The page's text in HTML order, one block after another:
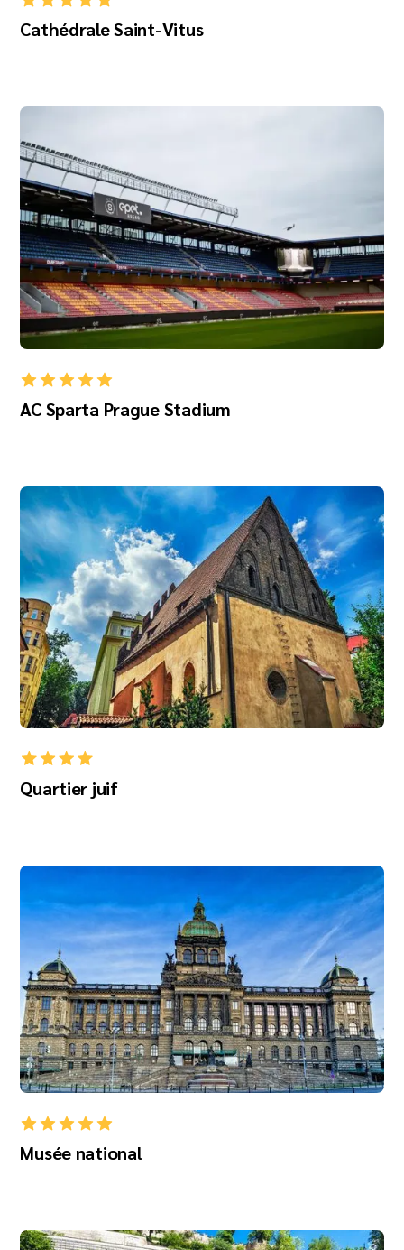
Cathédrale Saint-Vitus
AC Sparta Prague Stadium
Quartier juif
Musée national